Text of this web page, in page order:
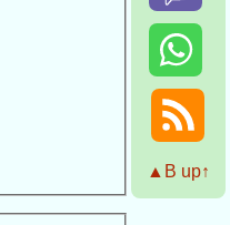
▲Β up↑